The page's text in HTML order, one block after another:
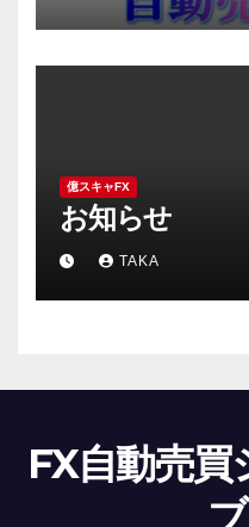
億スキャFX
お知らせ
TAKA
FX自動売